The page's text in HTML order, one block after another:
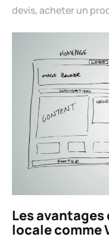
devis, acheter un
Les
locale comme